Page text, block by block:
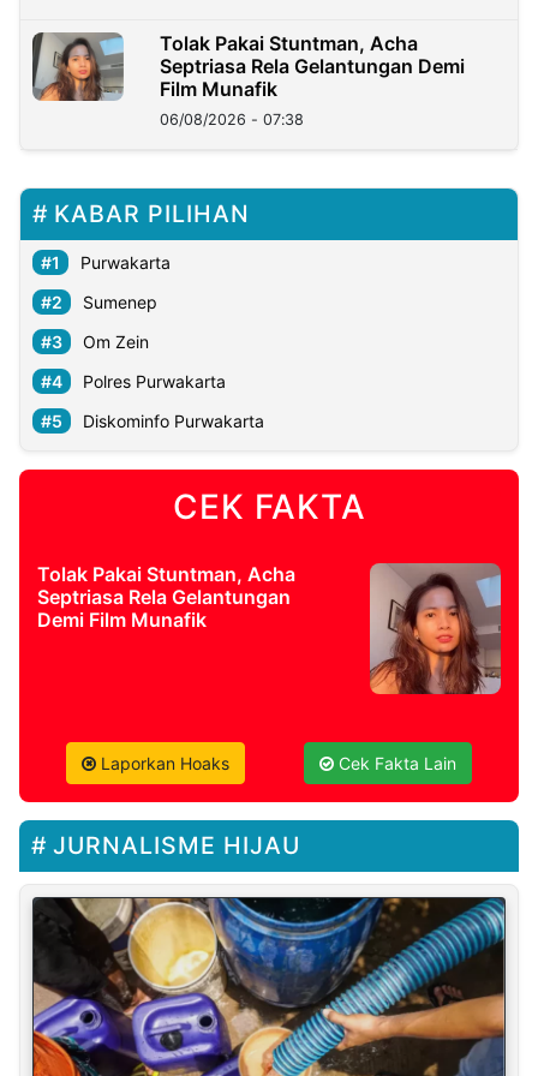
Tolak Pakai Stuntman, Acha
Septriasa Rela Gelantungan Demi
Film Munafik
06/08/2026 - 07:38
KABAR PILIHAN
Purwakarta
Sumenep
Om Zein
Polres Purwakarta
Diskominfo Purwakarta
CEK FAKTA
Tolak Pakai Stuntman, Acha
Septriasa Rela Gelantungan
Demi Film Munafik
Laporkan Hoaks Cek Fakta Lain
JURNALISME HIJAU